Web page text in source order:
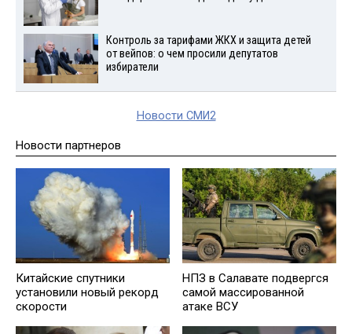
Контроль за тарифами ЖКХ и защита детей
от вейпов: о чем просили депутатов
избиратели
Новости СМИ2
Новости партнеров
Китайские спутники
установили новый рекорд
скорости
НПЗ в Салавате подвергся
самой массированной
атаке ВСУ